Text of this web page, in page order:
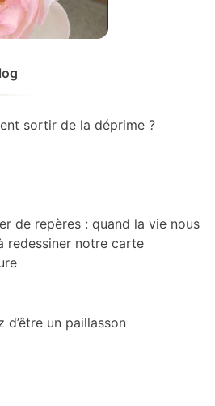
sortir de la déprime ?
de repères : quand la vie nous
redessiner notre carte
d’être un paillasson